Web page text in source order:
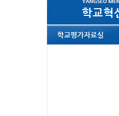
학교혁
학교평가자료실